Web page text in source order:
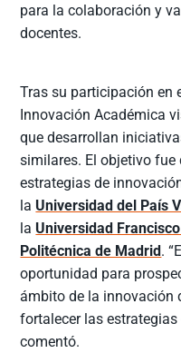
para la colaboración y
docentes.
Tras su participación en
Innovación Académica
que desarrollan
similares. El objetivo
estrategias de
la Universidad del País
la Universidad
Politécnica de Madrid.
oportunidad para
ámbito de la innovación
fortalecer las
comentó.